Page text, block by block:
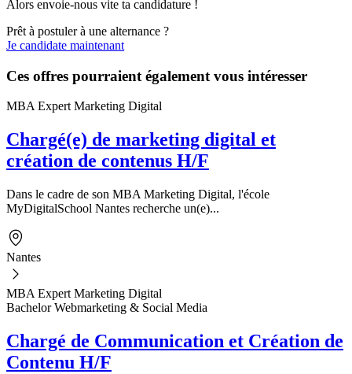
Alors envoie-nous vite ta candidature !
Prêt à postuler à une alternance ?
Je candidate maintenant
Ces offres pourraient également vous intéresser
MBA Expert Marketing Digital
Chargé(e) de marketing digital et
création de contenus H/F
Dans le cadre de son MBA Marketing Digital, l'école
MyDigitalSchool Nantes recherche un(e)...
Nantes
MBA Expert Marketing Digital
Bachelor Webmarketing & Social Media
Chargé de Communication et Création de
Contenu H/F